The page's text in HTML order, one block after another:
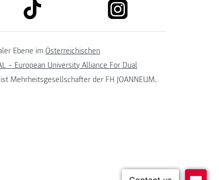
link to tiktok
Ebene im Österreichischen
– European University Alliance For Dual
ist Mehrheitsgesellschafter der FH JOANNEUM.